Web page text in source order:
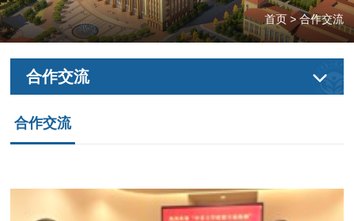
首页>合作交流
合作交流
合作交流